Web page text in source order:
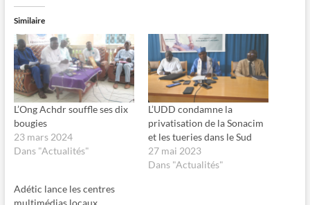
e
z
p
o
u
r
p
a
r
t
a
g
e
r
s
u
r
e
b
u
r
p
a
r
t
a
g
e
u
r
u
v
Similaire
L’Ong Achdr souffle ses dix
bougies
23 mars 2024
Dans "Actualités"
L’UDD condamne la
privatisation de la Sonacim
et les tueries dans le Sud
27 mai 2023
Dans "Actualités"
Adétic lance les centres